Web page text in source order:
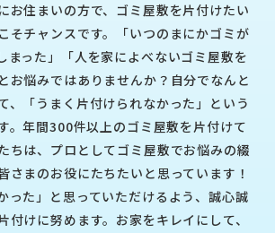
お住まいの方で、ゴミ屋敷を片付けたい
そチャンスです。「いつのまにかゴミが
まった」「人を家によべないゴミ屋敷を
お悩みではありませんか？自分でなんと
、「うまく片付けられなかった」という
。年間300件以上のゴミ屋敷を片付けて
ちは、プロとしてゴミ屋敷でお悩みの綴
さまのお役にたちたいと思っています！
った」と思っていただけるよう、誠心誠
付けに努めます。お家をキレイにして、